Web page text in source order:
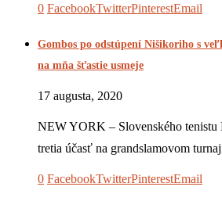
0 FacebookTwitterPinterestEmail
Gombos po odstúpení Nišikoriho s
na mňa šťastie usmeje
17 augusta, 2020
NEW YORK – Slovenského tenistu
tretia účasť na grandslamovom
0 FacebookTwitterPinterestEmail